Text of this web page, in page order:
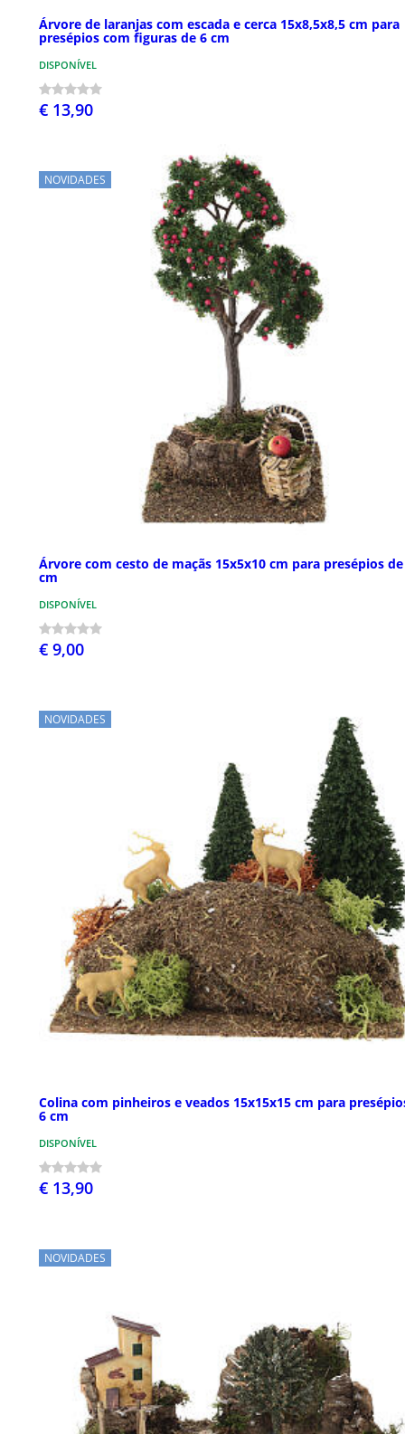
Árvore de laranjas com escada e cerca 15x8,5x8,5 cm para
presépios com figuras de 6 cm
DISPONÍVEL
€ 13,90
NOVIDADES
Árvore com cesto de maçãs 15x5x10 cm para presépios
cm
DISPONÍVEL
€ 9,00
NOVIDADES
Colina com pinheiros e veados 15x15x15 cm para
6 cm
DISPONÍVEL
€ 13,90
NOVIDADES